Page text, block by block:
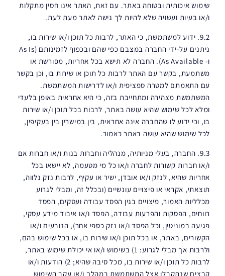
שימוש איכותית ובטוחה באתר. עם זאת, האתר אינו חסין מתקלות
ו/או בעיות ועשויה שלא להיות לך גישה לאתר מעת לעת.
9.2. ידוע למשתמשת, כי האתר, לרבות כל תוכן ו/או שירות בו,
ניתנים על-ידי החברה במצבם כפי שהם ובכפוף לזמינותם (As Is
ו- As Available). החברה לא תישא בכל אחריות, מפורשת או
משתמעת, בקשר עם האתר לרבות כל תוכן או שירות בו, וכן בקשר
עם התאמתם למטרה ספציפית ו/או לדרישות המשתמשת.
המשתמשת מצהירה ומתחייבת בזה, כי היא אחראית באופן בלעדי
ומלא לכל שימוש שהיא עושה באתר, לרבות בכל תוכן ו/או שירות
בו, וכי ידוע לו שהחברה אינה אחראית, בין במישרין בין בעקיפין,
לכל שימוש שהיא עושה באתר כאמור.
9.3. החברה, בעלי מניותיה, מנהליה וחברות בנות ו/או חברות אם
ו/או חברות קשורות לחברה ו/או כל מי מטעמה, לא יישאו בכל
אחריות שהיא, לנזק ו/או אובדן, ישיר או עקיף, לרבות נזק נלווה,
תוצאתי, אקראי או פיצויים עונשיים (ובכלל זה, ומבלי לגרוע
מכלליות האמור, פיצויים בגין הפסד עבודה ועסקים, הפסד
רווחים, הפסקות והפרעות עבודה, הפסד ו/או איבוד מידע עסקי,
פגיעה במוניטין, וכל הפסד ו/או נזק כספי אחר), הנובעים ו/או
הקשורים, באתר, או בכל תוכן ו/או שירות בו, או בכל שימוש בהם,
ולרבות אך מבלי לגרוע: 1) בשימוש ו/או אי יכולת שימוש באתר,
לרבות כל תוכן ו/או שירות בו, מכל סיבה שהיא; 2) הודעות ו/או
קבצים שנתקבלו אצל המשתמשת במהלך ו/או עקב השימוש